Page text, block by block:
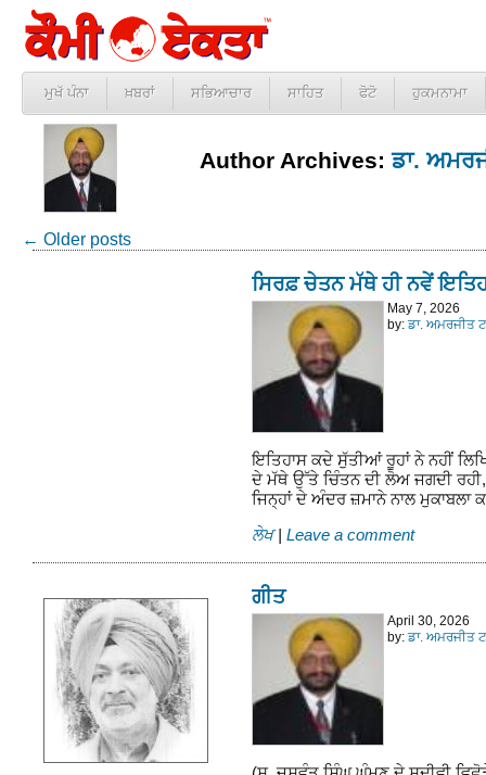
ਮੁਖੱ ਪੰਨਾ ਖ਼ਬਰਾਂ ਸਭਿਆਚਾਰ ਸਾਹਿਤ ਫੋਟੋ ਹੁਕਮਨਾਮਾ
Author Archives:ਡਾ.
← Older posts
ਸਿਰਫ਼ ਚੇਤਨ ਮੱਥੇ ਹੀ ਨਵੇਂ
May 7, 2026
by: ਡਾ. ਅਮਰਜੀਤ
ਇਤਿਹਾਸ ਕਦੇ ਸੁੱਤੀਆਂ ਰੂਹਾਂ ਨੇ ਨਹੀਂ
ਦੇ ਮੱਥੇ ਉੱਤੇ ਚਿੰਤਨ ਦੀ ਲੋਅ ਜਗਦੀ
ਜਿਨ੍ਹਾਂ ਦੇ ਅੰਦਰ ਜ਼ਮਾਨੇ ਨਾਲ ਮੁਕਾਬਲਾ
ਲੇਖ | Leave a comment
ਗੀਤ
April 30, 2026
by: ਡਾ. ਅਮਰਜੀਤ